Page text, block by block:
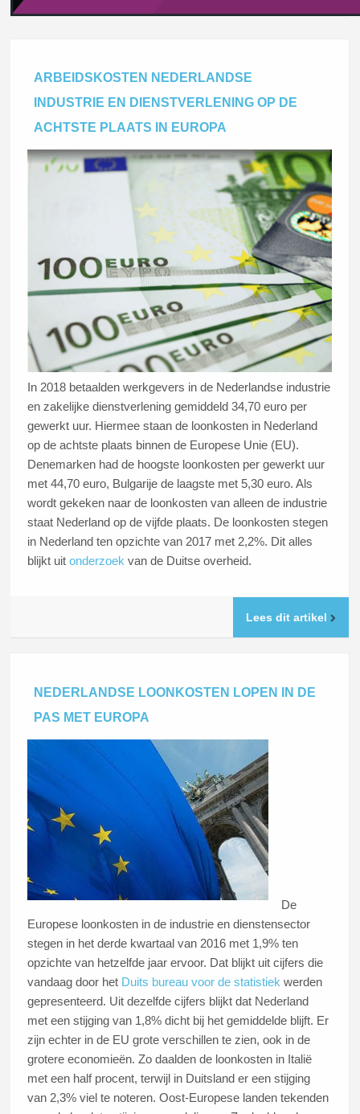
ARBEIDSKOSTEN NEDERLANDSE
INDUSTRIE EN DIENSTVERLENING OP DE
ACHTSTE PLAATS IN EUROPA
In 2018 betaalden werkgevers in de Nederlandse industrie
en zakelijke dienstverlening gemiddeld 34,70 euro per
gewerkt uur. Hiermee staan de loonkosten in Nederland
op de achtste plaats binnen de Europese Unie (EU).
Denemarken had de hoogste loonkosten per gewerkt uur
met 44,70 euro, Bulgarije de laagste met 5,30 euro. Als
wordt gekeken naar de loonkosten van alleen de industrie
staat Nederland op de vijfde plaats. De loonkosten stegen
in Nederland ten opzichte van 2017 met 2,2%. Dit alles
blijkt uitonderzoek van de Duitse overheid.
Lees dit artikel
NEDERLANDSE LOONKOSTEN LOPEN IN DE
PAS MET EUROPA
De
Europese loonkosten in de industrie en dienstensector
stegen in het derde kwartaal van 2016 met 1,9% ten
opzichte van hetzelfde jaar ervoor. Dat blijkt uit cijfers die
vandaag door het Duits bureau voor de statistiek werden
gepresenteerd. Uit dezelfde cijfers blijkt dat Nederland
met een stijging van 1,8% dicht bij het gemiddelde blijft. Er
zijn echter in de EU grote verschillen te zien, ook in de
grotere economieën. Zo daalden de loonkosten in Italië
met een half procent, terwijl in Duitsland er een stijging
van 2,3% viel te noteren. Oost-Europese landen tekenden